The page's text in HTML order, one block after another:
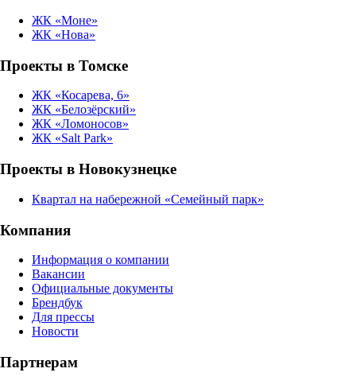
ЖК «Моне»
ЖК «Нова»
Проекты в Томске
ЖК «Косарева, 6»
ЖК «Белозёрский»
ЖК «Ломоносов»
ЖК «Salt Park»
Проекты в Новокузнецке
Квартал на набережной «Семейный парк»
Компания
Информация о компании
Вакансии
Официальные документы
Брендбук
Для прессы
Новости
Партнерам